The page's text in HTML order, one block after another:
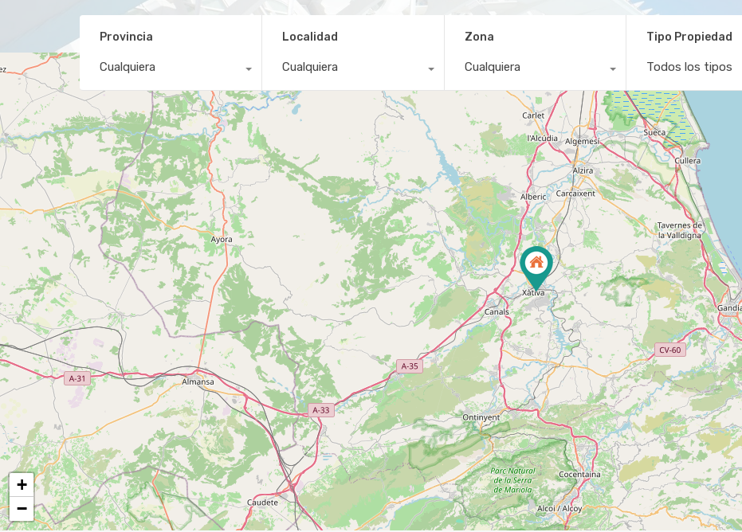
Provincia
Cualquiera
Localidad
Cualquiera
Zona
Cualquiera
Tipo Propiedad
Todos los tipos
+
−